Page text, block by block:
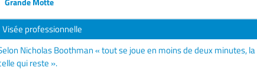
Grande Motte
Visée professionnelle
Nicholas Boothman « tout se joue en moins de deux minutes,
qui reste ».